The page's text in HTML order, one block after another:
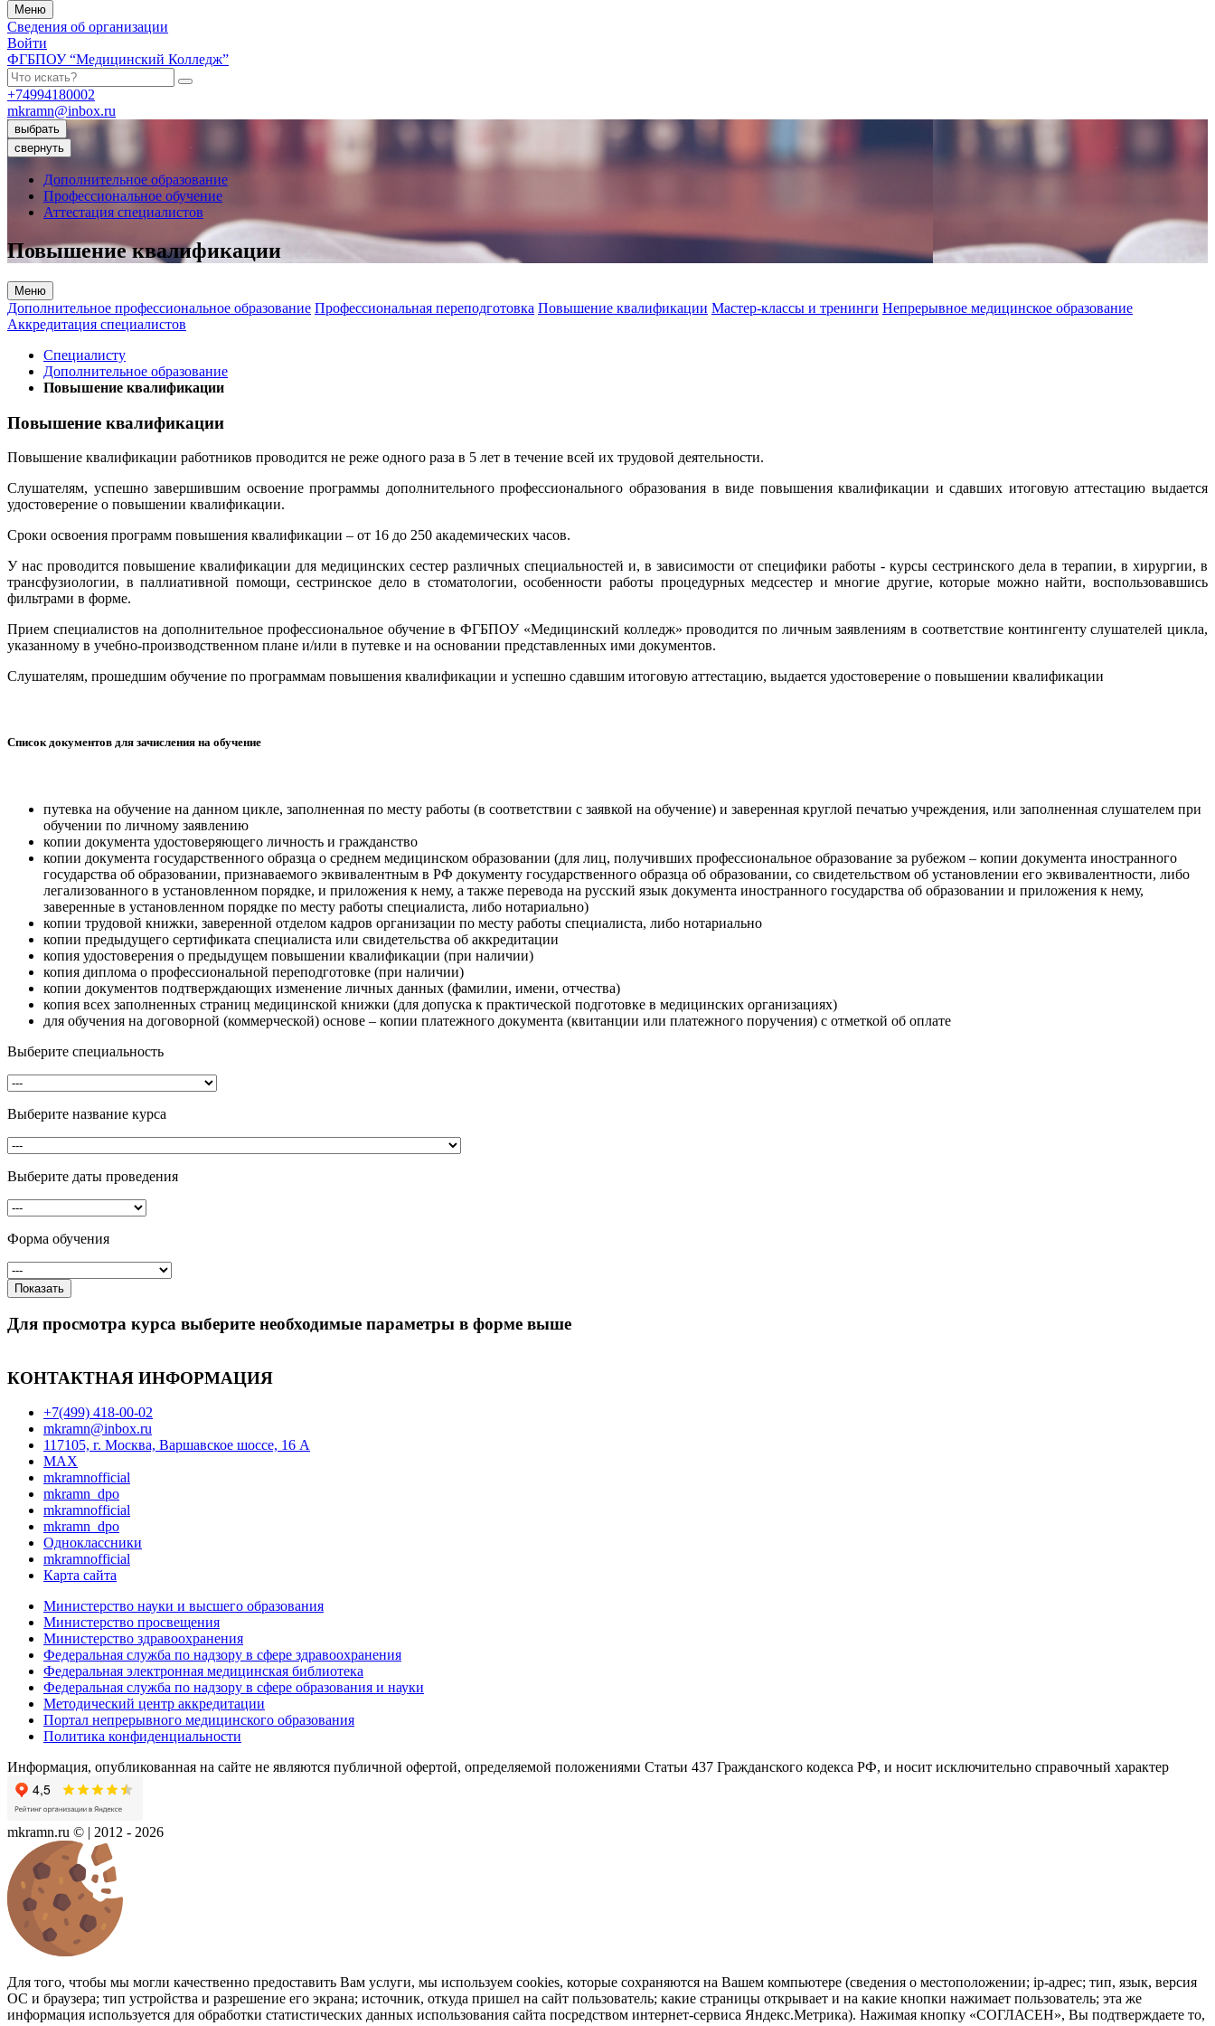
Меню
Сведения об организации
Войти
ФГБПОУ “Медицинский Колледж”
+74994180002
mkramn@inbox.ru
выбрать
свернуть
Дополнительное образование
Профессиональное обучение
Аттестация специалистов
Повышение квалификации
Меню
Дополнительное профессиональное образование Профессиональная переподготовка Повышение квалификации Мастер-классы и тренинги Непрерывное медицинское образование
Аккредитация специалистов
Специалисту
Дополнительное образование
Повышение квалификации
Повышение квалификации
Повышение квалификации работников проводится не реже одного раза в 5 лет в течение всей их трудовой деятельности.
Слушателям, успешно завершившим освоение программы дополнительного профессионального образования в виде повышения квалификации и сдавших итоговую аттестацию выдается
удостоверение о повышении квалификации.
Сроки освоения программ повышения квалификации – от 16 до 250 академических часов.
У нас проводится повышение квалификации для медицинских сестер различных специальностей и, в зависимости от специфики работы - курсы сестринского дела в терапии, в хирургии, в
трансфузиологии, в паллиативной помощи, сестринское дело в стоматологии, особенности работы процедурных медсестер и многие другие, которые можно найти, воспользовавшись
фильтрами в форме.
Прием специалистов на дополнительное профессиональное обучение в ФГБПОУ «Медицинский колледж» проводится по личным заявлениям в соответствие контингенту слушателей цикла,
указанному в учебно-производственном плане и/или в путевке и на основании представленных ими документов.
Слушателям, прошедшим обучение по программам повышения квалификации и успешно сдавшим итоговую аттестацию, выдается удостоверение о повышении квалификации
Список документов для зачисления на обучение
путевка на обучение на данном цикле, заполненная по месту работы (в соответствии с заявкой на обучение) и заверенная круглой печатью учреждения, или заполненная слушателем при
обучении по личному заявлению
копии документа удостоверяющего личность и гражданство
копии документа государственного образца о среднем медицинском образовании (для лиц, получивших профессиональное образование за рубежом – копии документа иностранного
государства об образовании, признаваемого эквивалентным в РФ документу государственного образца об образовании, со свидетельством об установлении его эквивалентности, либо
легализованного в установленном порядке, и приложения к нему, а также перевода на русский язык документа иностранного государства об образовании и приложения к нему,
заверенные в установленном порядке по месту работы специалиста, либо нотариально)
копии трудовой книжки, заверенной отделом кадров организации по месту работы специалиста, либо нотариально
копии предыдущего сертификата специалиста или свидетельства об аккредитации
копия удостоверения о предыдущем повышении квалификации (при наличии)
копия диплома о профессиональной переподготовке (при наличии)
копии документов подтверждающих изменение личных данных (фамилии, имени, отчества)
копия всех заполненных страниц медицинской книжки (для допуска к практической подготовке в медицинских организациях)
для обучения на договорной (коммерческой) основе – копии платежного документа (квитанции или платежного поручения) с отметкой об оплате
Выберите специальность
Выберите название курса
Выберите даты проведения
Форма обучения
Показать
Для просмотра курса выберите необходимые параметры в форме выше
КОНТАКТНАЯ ИНФОРМАЦИЯ
+7(499) 418-00-02
mkramn@inbox.ru
117105, г. Москва, Варшавское шоссе, 16 А
MAX
mkramnofficial
mkramn_dpo
mkramnofficial
mkramn_dpo
Одноклассники
mkramnofficial
Карта сайта
Министерство науки и высшего образования
Министерство просвещения
Министерство здравоохранения
Федеральная служба по надзору в сфере здравоохранения
Федеральная электронная медицинская библиотека
Федеральная служба по надзору в сфере образования и науки
Методический центр аккредитации
Портал непрерывного медицинского образования
Политика конфиденциальности
Информация, опубликованная на сайте не являются публичной офертой, определяемой положениями Статьи 437 Гражданского кодекса РФ, и носит исключительно справочный характер
mkramn.ru © | 2012 - 2026
Для того, чтобы мы могли качественно предоставить Вам услуги, мы используем cookies, которые сохраняются на Вашем компьютере (сведения о местоположении; ip-адрес; тип, язык, версия
ОС и браузера; тип устройства и разрешение его экрана; источник, откуда пришел на сайт пользователь; какие страницы открывает и на какие кнопки нажимает пользователь; эта же
информация используется для обработки статистических данных использования сайта посредством интернет-сервиса Яндекс.Метрика). Нажимая кнопку «СОГЛАСЕН», Вы подтверждаете то,